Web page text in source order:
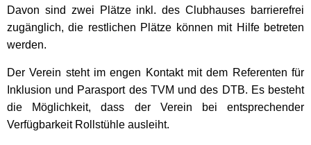
Davon sind zwei Plätze inkl. des Clubhauses barrierefrei
zugänglich, die restlichen Plätze können mit Hilfe betreten
werden.
Der Verein steht im engen Kontakt mit dem Referenten für
Inklusion und Parasport des TVM und des DTB. Es besteht
die Möglichkeit, dass der Verein bei entsprechender
Verfügbarkeit Rollstühle ausleiht.